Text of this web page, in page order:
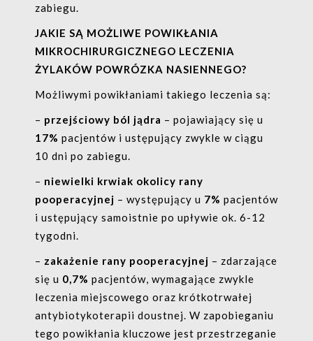
zabiegu.
JAKIE SĄ MOŻLIWE POWIKŁANIA
MIKROCHIRURGICZNEGO LECZENIA
ŻYLAKÓW POWRÓZKA NASIENNEGO?
Możliwymi powikłaniami takiego leczenia są:
– przejściowy ból jądra – pojawiający się u
17% pacjentów i ustępujący zwykle w ciągu
10 dni po zabiegu.
– niewielki krwiak okolicy rany
pooperacyjnej – występujący u 7% pacjentów
i ustępujący samoistnie po upływie ok. 6-12
tygodni.
– zakażenie rany pooperacyjnej – zdarzające
się u 0,7% pacjentów, wymagające zwykle
leczenia miejscowego oraz krótkotrwałej
antybiotykoterapii doustnej. W zapobieganiu
tego powikłania kluczowe jest przestrzeganie